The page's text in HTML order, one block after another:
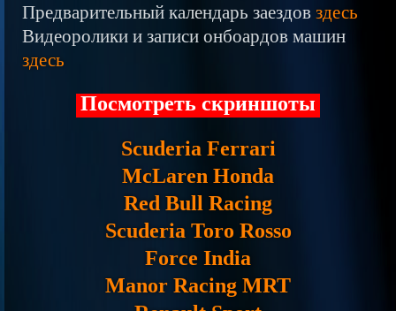
Предварительный календарь заездов здесь
Видеоролики и записи онбоардов машин
здесь
Посмотреть скриншоты
Scuderia Ferrari
McLaren Honda
Red Bull Racing
Scuderia Toro Rosso
Force India
Manor Racing MRT